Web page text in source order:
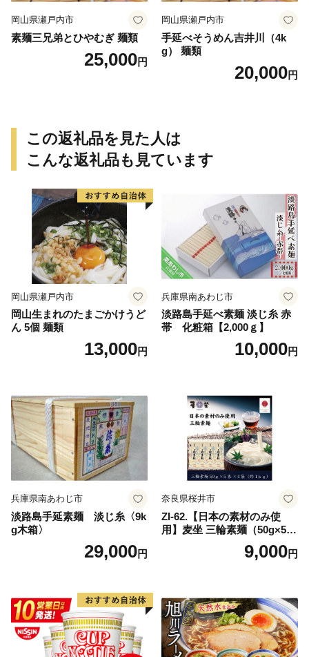
岡山県瀬戸内市
素麺三兄弟とひやむぎ 麺類
25,000円
岡山県瀬戸内市
手延べそうめん吉井川（4k
g） 麺類
20,000円
この返礼品を見た人は
こんな返礼品も見ています
岡山県瀬戸内市
岡山生まれのたまごかけうど
ん 5個 麺類
13,000円
兵庫県南あわじ市
淡路島手延べ素麺 淡じ糸 赤
帯 化粧箱【2,000ｇ】
10,000円
兵庫県南あわじ市
淡路島手延素麺 淡じ糸〈9k
g木箱〉
29,000円
奈良県桜井市
ZI-62.【日本の素材のみ使
用】麦坐 三輪素麺（50g×5束
9,000円